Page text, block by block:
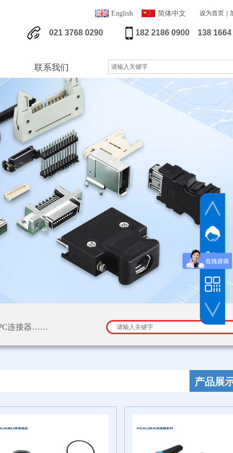
连接器……
产品展
021 3768 0290 182 2186 0900 138 1664
English 简体中文 设为首页｜
联系我们
网站客
客服
服务热线
手机热线
手机热线
手机扫一扫